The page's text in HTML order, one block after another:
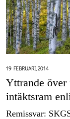
19 FEBRUARI, 2014
Yttrande över
intäktsram
Remissvar: